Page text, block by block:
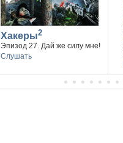
Хакеры2
Эпизод 27. Дай же силу мне!
Слушать